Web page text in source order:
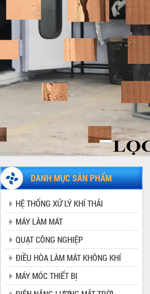
DANH MỤC SẢN PHẨM
HỆ THỐNG XỬ LÝ KHÍ THẢI
MÁY LÀM MÁT
MÁY LÀM MÁT CÔNG NGHIỆP
QUẠT CÔNG NGHIỆP
ĐIỀU HÒA LÀM MÁT KHÔNG KHÍ
MÁY MÓC THIẾT BỊ